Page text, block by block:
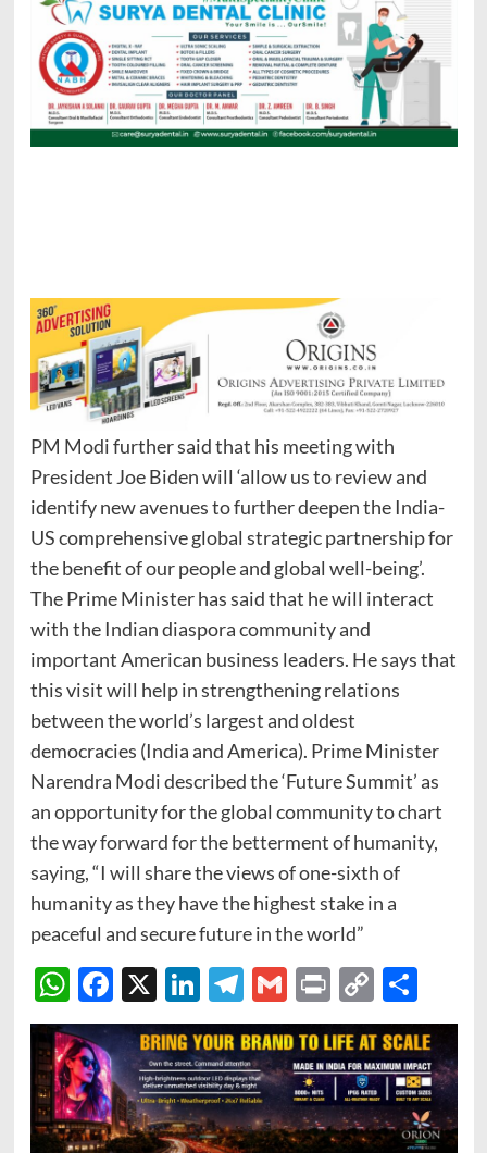
PM Modi further said that his meeting with
President Joe Biden will ‘allow us to review and
identify new avenues to further deepen the India-
US comprehensive global strategic partnership for
the benefit of our people and global well-being’.
The Prime Minister has said that he will interact
with the Indian diaspora community and
important American business leaders. He says that
this visit will help in strengthening relations
between the world’s largest and oldest
democracies (India and America). Prime Minister
Narendra Modi described the ‘Future Summit’ as
an opportunity for the global community to chart
the way forward for the betterment of humanity,
saying, “I will share the views of one-sixth of
humanity as they have the highest stake in a
peaceful and secure future in the world”
WhatsApp
Facebook
X LinkedIn
Telegram
Gmail
Print
Copy
Link